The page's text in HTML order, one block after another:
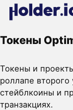
Токены
Токены и
роллапе второго
стейблкоины и
транзакциях.